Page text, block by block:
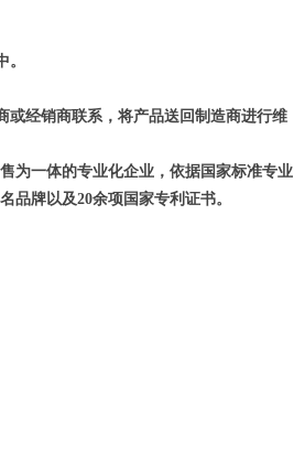
或经销商联系，将产品送回制造商进行维
为一体的专业化企业，依据国家标准专业
品牌以及20余项国家专利证书。